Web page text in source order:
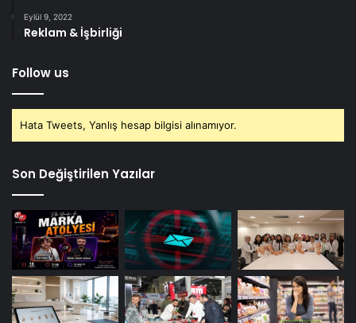
Eylül 9, 2022
Reklam & İşbirliği
Follow us
Hata Tweets, Yanlış hesap bilgisi alınamıyor.
Son Değiştirilen Yazılar